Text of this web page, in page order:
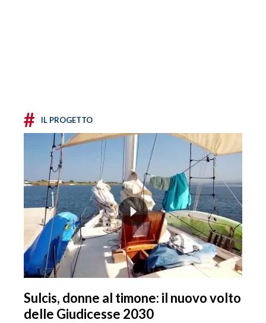
# IL PROGETTO
Sulcis, donne al timone: il nuovo volto
delle Giudicesse 2030